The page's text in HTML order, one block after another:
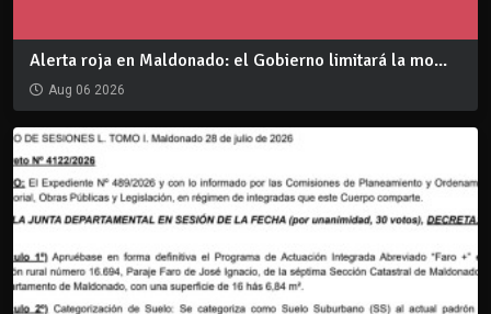
Alerta roja en Maldonado: el Gobierno limitará la mo...
Aug 06 2026